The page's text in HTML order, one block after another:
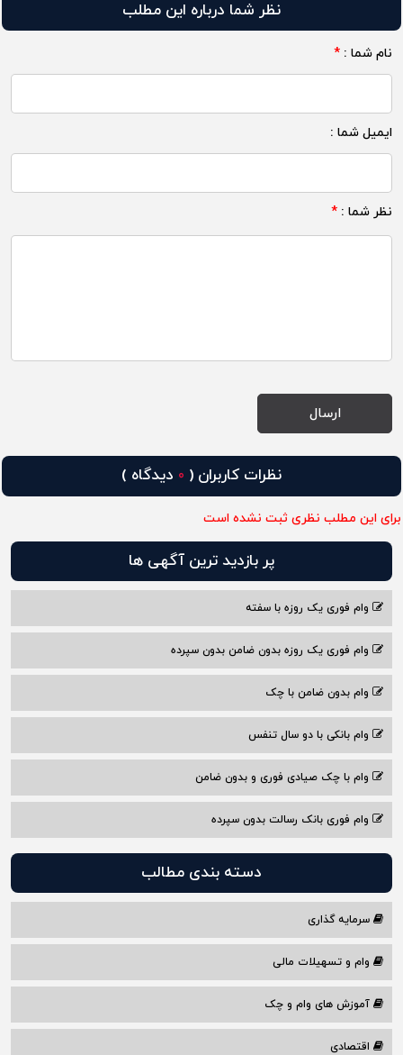
نظر شما درباره این مطلب
نام شما : *
ایمیل شما :
نظر شما : *
نظرات کاربران ( 0 دیدگاه )
برای این مطلب نظری ثبت نشده است
پر بازدید ترین آگهی ها
وام فوری یک روزه با سفته
وام فوری یک روزه بدون ضامن بدون سپرده
وام بدون ضامن با چک
وام بانکی با دو سال تنفس
وام با چک صیادی فوری و بدون ضامن
وام فوری بانک رسالت بدون سپرده
دسته بندی مطالب
سرمایه گذاری
وام و تسهیلات مالی
آموزش های وام و چک
اقتصادی